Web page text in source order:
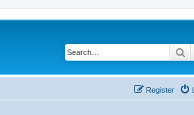
Register